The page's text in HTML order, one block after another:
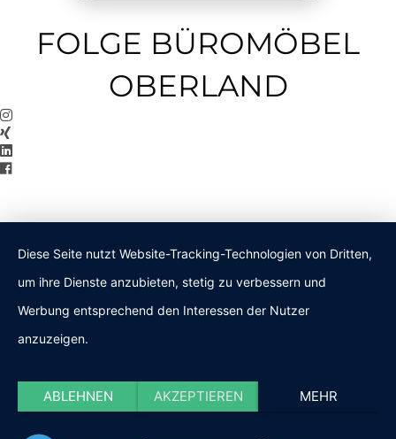
FOLGE BÜROMÖBEL
OBERLAND
Diese Seite nutzt Website-Tracking-Technologien von Dritten,
um ihre Dienste anzubieten, stetig zu verbessern und
Werbung entsprechend den Interessen der Nutzer
anzuzeigen.
ABLEHNEN AKZEPTIEREN MEHR